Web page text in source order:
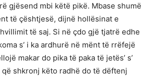
gjësend mbi këtë pikë. Mbase shumë
të çështjesë, dijnë hollësinat e
të saj. Si në çdo gjë tjatrë edhe
s’ i ka ardhurë në mënt të rrëfejë
makar do pika të paka të jetës’ s’
shkronj këto radhë do të dëftenj